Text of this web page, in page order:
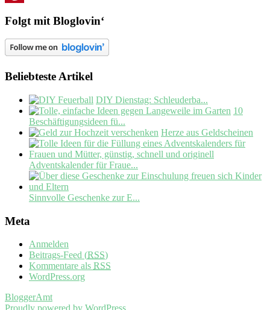
Folgt mit Bloglovin‘
Beliebteste Artikel
DIY Dienstag: Schleuderba...
10
Beschäftigungsideen fü...
Herze aus Geldscheinen
Adventskalender für Fraue...
Sinnvolle Geschenke zur E...
Meta
Anmelden
Beitrags-Feed (RSS)
Kommentare als RSS
WordPress.org
BloggerAmt